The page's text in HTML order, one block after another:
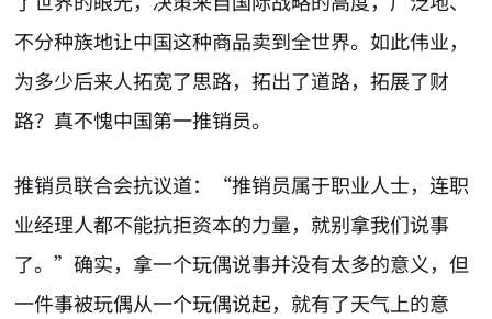
不分种族地让中国这种商品卖到全世界。如此伟业，
为多少后来人拓宽了思路，拓出了道路，拓展了财
路？真不愧中国第一推销员。
推销员联合会抗议道：“推销员属于职业人士，连职
业经理人都不能抗拒资本的力量，就别拿我们说事
了。”确实，拿一个玩偶说事并没有太多的意义，但
一件事被玩偶从一个玩偶说起，就有了天气上的意